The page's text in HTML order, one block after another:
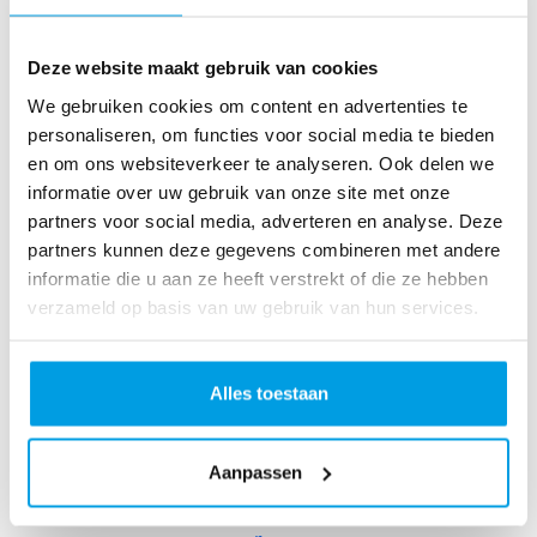
Deze website maakt gebruik van cookies
We gebruiken cookies om content en advertenties te
personaliseren, om functies voor social media te bieden
en om ons websiteverkeer te analyseren. Ook delen we
informatie over uw gebruik van onze site met onze
partners voor social media, adverteren en analyse. Deze
partners kunnen deze gegevens combineren met andere
informatie die u aan ze heeft verstrekt of die ze hebben
verzameld op basis van uw gebruik van hun services.
Alles toestaan
Aanpassen
to
Fi
g
ht
C
a
n
ce
r
ol
le
rc
as
te